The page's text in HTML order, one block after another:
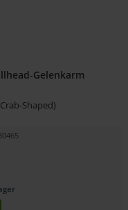
Gelenkarm
Shaped)